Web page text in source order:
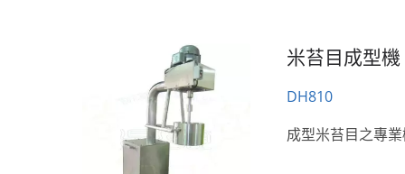
米苔目成型機
DH810
成型米苔目之專